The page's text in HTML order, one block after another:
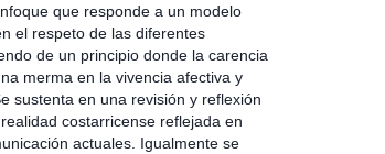
que responde a un modelo
el respeto de las diferentes
de un principio donde la carencia
merma en la vivencia afectiva y
sustenta en una revisión y reflexión
costarricense reflejada en
actuales. Igualmente se